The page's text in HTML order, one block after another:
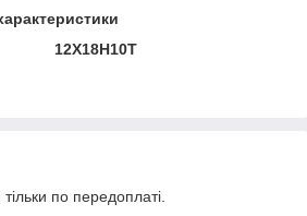
12Х18Н10Т
по передоплаті.